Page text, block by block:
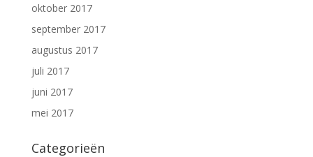
oktober 2017
september 2017
augustus 2017
juli 2017
juni 2017
mei 2017
Categorieën